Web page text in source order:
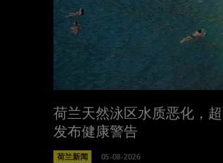
荷兰天然泳区水质恶化，
发布健康警告
荷兰新闻 05-08-2026